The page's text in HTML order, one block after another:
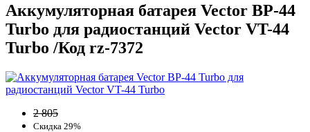
Аккумуляторная батарея Vector BP-44
Turbo для радиостанций Vector VT-44
Turbo /Код rz-7372
2 805
Скидка 29%